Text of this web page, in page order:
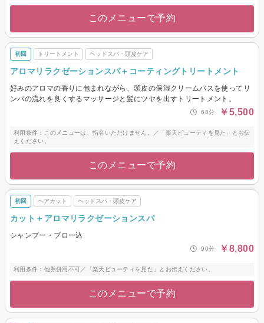
このメニューで予約
初回 トリートメント ヘッドスパ・頭皮ケア
アロマリラクゼーションスパ＋コーティングトリートメント
好みのアロマの香りに包まれながら、頭皮の保湿クリームバスを使ってリ
ンパの流れを良くするマッサージと髪にツヤを出すトリートメント。
60分 ￥5,500
利用条件：このメニューは、指名いただけません。／「楽天ビューティを見た」とお伝
えください。
このメニューで予約
初回 ヘアカット ヘッドスパ・頭皮ケア
カット＋アロマリラクゼーションスパ
シャンプー・ブロー込
90分 ￥8,800
利用条件：他券併用不可／「楽天ビューティを見た」とお伝えください。
このメニューで予約